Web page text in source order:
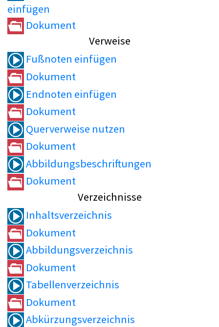
einfügen
Dokument
Verweise
Fußnoten einfügen
Dokument
Endnoten einfügen
Dokument
Querverweise nutzen
Dokument
Abbildungsbeschriftungen
Dokument
Verzeichnisse
Inhaltsverzeichnis
Dokument
Abbildungsverzeichnis
Dokument
Tabellenverzeichnis
Dokument
Abkürzungsverzeichnis